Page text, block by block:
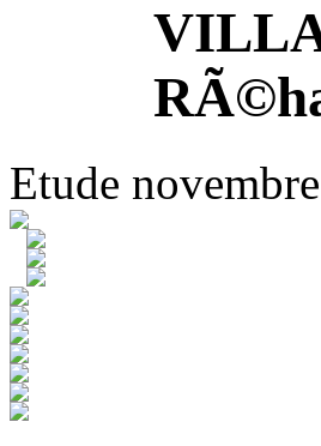
Etude